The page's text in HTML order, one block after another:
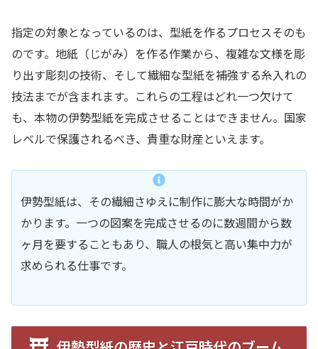
指定の対象となっているのは、型紙を作るプロセスそのも
のです。地紙（じがみ）を作る作業から、複雑な文様を彫
り出す彫刻の技術、そして繊細な型紙を補強する糸入れの
技法までが含まれます。これらの工程はどれ一つ欠けて
も、本物の伊勢型紙を完成させることはできません。国家
レベルで保護されるべき、貴重な財産といえます。
伊勢型紙は、その繊細さゆえに制作に膨大な時間がか
かります。一つの図案を完成させるのに数週間から数
ヶ月を要することもあり、職人の根気と高い集中力が
求められる仕事です。